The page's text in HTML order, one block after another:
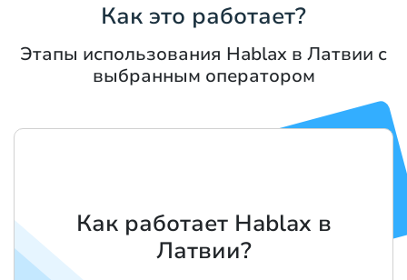
Как это работает?
Этапы использования Hablax в Латвии с
выбранным оператором
Как работает Hablax в
Латвии?